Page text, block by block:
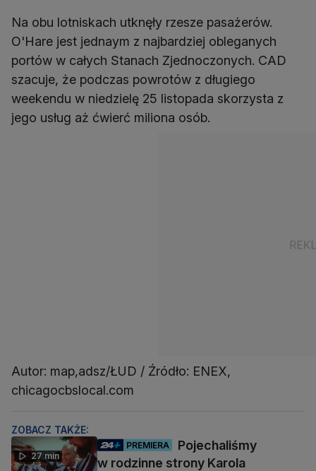
Na obu lotniskach utknęły rzesze pasażerów.
O'Hare jest jednaym z najbardziej obleganych
portów w całych Stanach Zjednoczonych. CAD
szacuje, że podczas powrotów z długiego
weekendu w niedzielę 25 listopada skorzysta z
jego usług aż ćwierć miliona osób.
Autor: map,adsz/ŁUD / Źródło: ENEX,
chicagocbslocal.com
ZOBACZ TAKŻE:
27 min
PREMIERA
Pojechaliśmy
w rodzinne strony Karola